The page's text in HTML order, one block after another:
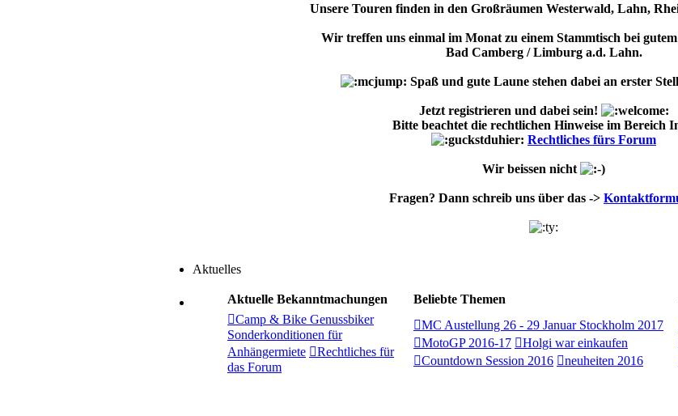
Unsere Touren finden in den Großräumen Westerwald, Lahn,
Wir treffen uns einmal im Monat zu einem Stammtisch bei
Bad Camberg / Limburg a.d. Lahn.
Spaß und gute Laune stehen dabei an erster
Jetzt registrieren und dabei sein!
Bitte beachtet die rechtlichen Hinweise im Bereich
Rechtliches fürs Forum
Wir beissen nicht
Fragen? Dann schreib uns über das ->
Aktuelles
Aktuelle Bekanntmachungen Beliebte Themen
Camp & Bike Genussbiker
Sonderkonditionen für
Anhängermiete
Rechtliches für
das Forum
MC Austellung 26 - 29 Januar Stockholm 2017
MotoGP 2016-17
Holgi war einkaufen
Countdown Session 2016
neuheiten 2016